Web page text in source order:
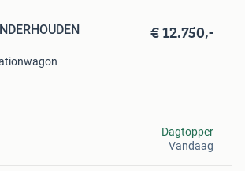
€ 12.750,-
Dagtopper
Vandaag